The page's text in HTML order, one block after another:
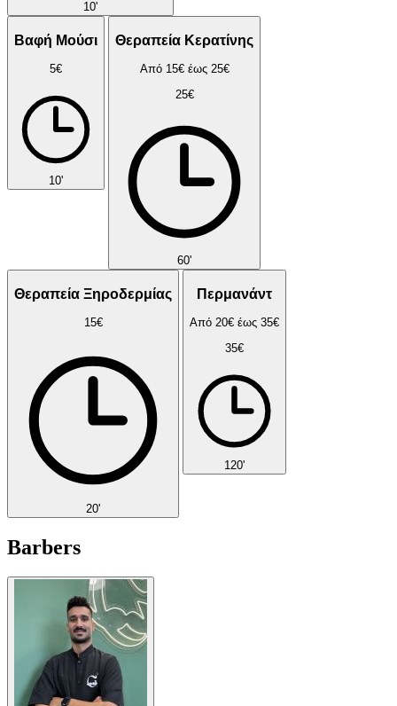
10'
Βαφή Μούσι
5€
10'
Θεραπεία Κερατίνης
Από 15€ έως 25€
25€
60'
Θεραπεία Ξηροδερμίας
15€
20'
Περμανάντ
Από 20€ έως 35€
35€
120'
Barbers